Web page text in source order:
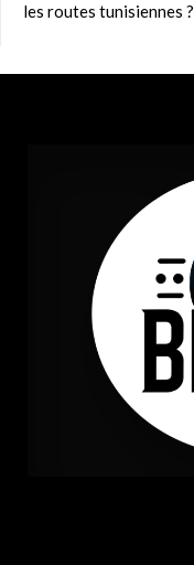
les routes tunisiennes ?